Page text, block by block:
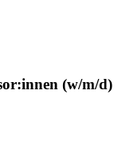
(w/m/d)